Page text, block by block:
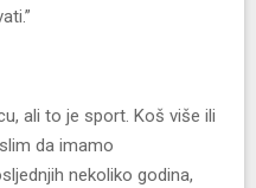
ali to je sport. Koš više ili
da imamo
nekoliko godina,